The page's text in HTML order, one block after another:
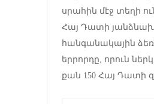
սրահին մէջ տեղի
Հայ Դատի
հանգանակային
երրորդը, որուն
քան 150 Հայ Դատի